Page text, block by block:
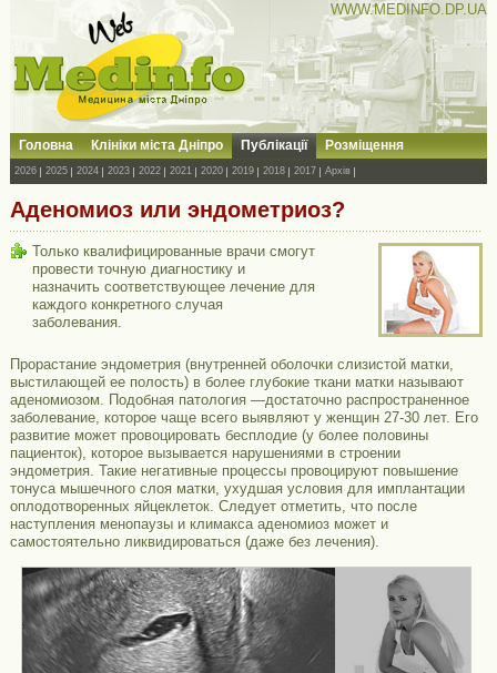
WWW.MEDINFO.DP.UA
Головна Клініки міста Дніпро Публікації Розміщення
2026 2025 2024 2023 2022 2021 2020 2019 2018 2017 Архів
Аденомиоз или эндометриоз?
Только квалифицированные врачи смогут
провести точную диагностику и
назначить соответствующее лечение для
каждого конкретного случая
заболевания.
Прорастание эндометрия (внутренней оболочки слизистой матки,
выстилающей ее полость) в более глубокие ткани матки называют
аденомиозом. Подобная патология —достаточно распространенное
заболевание, которое чаще всего выявляют у женщин 27-30 лет. Его
развитие может провоцировать бесплодие (у более половины
пациенток), которое вызывается нарушениями в строении
эндометрия. Такие негативные процессы провоцируют повышение
тонуса мышечного слоя матки, ухудшая условия для имплантации
оплодотворенных яйцеклеток. Следует отметить, что после
наступления менопаузы и климакса аденомиоз может и
самостоятельно ликвидироваться (даже без лечения).